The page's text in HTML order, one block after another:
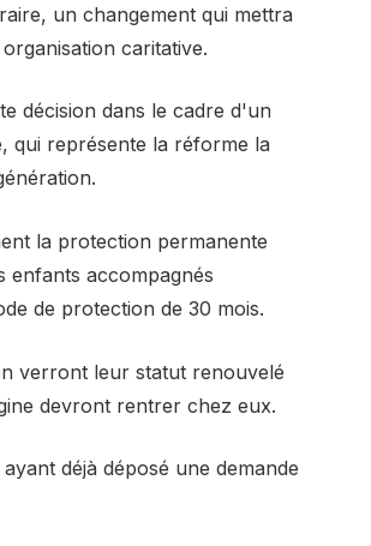
un changement qui mettra
caritative.
décision dans le cadre d'un
qui représente la réforme la
la protection permanente
enfants accompagnés
de protection de 30 mois.
verront leur statut renouvelé
devront rentrer chez eux.
déjà déposé une demande